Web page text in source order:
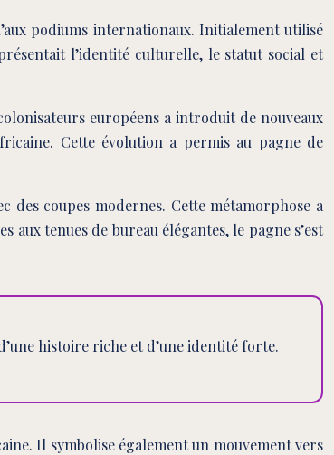
podiums internationaux. Initialement utilisé
l’identité culturelle, le statut social et
européens a introduit de nouveaux
Cette évolution a permis au pagne de
coupes modernes. Cette métamorphose a
aux tenues de bureau élégantes, le pagne s’est
histoire riche et d’une identité forte.
Il symbolise également un mouvement vers